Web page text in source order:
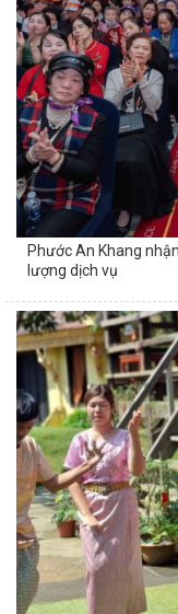
Phước An Khang
lượng dịch vụ